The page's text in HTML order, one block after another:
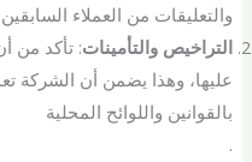
والتعليقات من العملاء السابقين.
التراخيص والتأمينات: تأكد من
عليها، وهذا يضمن أن الشركة
بالقوانين واللوائح المحلية
.